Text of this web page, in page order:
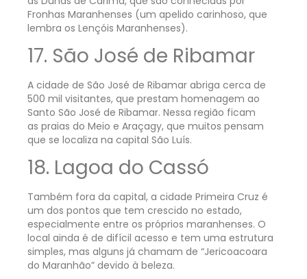
Fronhas Maranhenses (um apelido carinhoso, que
lembra os Lençóis Maranhenses).
17. São José de Ribamar
A cidade de São José de Ribamar abriga cerca de
500 mil visitantes, que prestam homenagem ao
Santo São José de Ribamar. Nessa região ficam
as praias do Meio e Araçagy, que muitos pensam
que se localiza na capital São Luís.
18. Lagoa do Cassó
Também fora da capital, a cidade Primeira Cruz é
um dos pontos que tem crescido no estado,
especialmente entre os próprios maranhenses. O
local ainda é de difícil acesso e tem uma estrutura
simples, mas alguns já chamam de “Jericoacoara
do Maranhão” devido à beleza.